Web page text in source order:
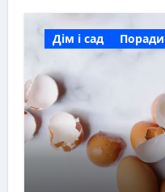
Дім і сад